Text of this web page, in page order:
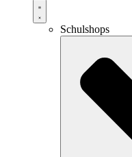
Schulshops